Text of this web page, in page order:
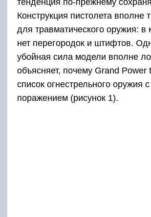
тенденция по-прежнему
Конструкция пистолета вполне
для травматического оружия: в
нет перегородок и штифтов.
убойная сила модели вполне
объясняет, почему Grand
список огнестрельного оружия
поражением (рисунок 1).